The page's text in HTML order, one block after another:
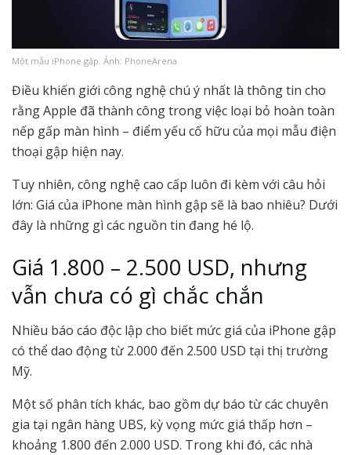
Một mẫu iPhone gập. Ảnh: PhoneArena
Điều khiến giới công nghệ chú ý nhất là thông tin cho
rằng Apple đã thành công trong việc loại bỏ hoàn toàn
nếp gấp màn hình – điểm yếu cố hữu của mọi mẫu điện
thoại gập hiện nay.
Tuy nhiên, công nghệ cao cấp luôn đi kèm với câu hỏi
lớn: Giá của iPhone màn hình gập sẽ là bao nhiêu? Dưới
đây là những gì các nguồn tin đang hé lộ.
Giá 1.800 – 2.500 USD, nhưng
vẫn chưa có gì chắc chắn
Nhiều báo cáo độc lập cho biết mức giá của iPhone gập
có thể dao động từ 2.000 đến 2.500 USD tại thị trường
Mỹ.
Một số phân tích khác, bao gồm dự báo từ các chuyên
gia tại ngân hàng UBS, kỳ vọng mức giá thấp hơn –
khoảng 1.800 đến 2.000 USD. Trong khi đó, các nhà